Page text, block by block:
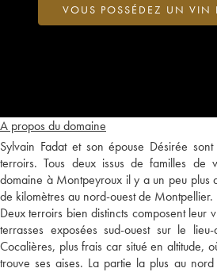
A propos du domaine
Sylvain Fadat et son épouse Désirée
terroirs. Tous deux issus de familles de
domaine à Montpeyroux il y a un peu plus
de kilomètres au nord-ouest de Montpellier.
Deux terroirs bien distincts composent leur
terrasses exposées sud-ouest sur le
Cocalières, plus frais car situé en altitude,
trouve ses aises. La partie la plus au
VOUS POSSÉDEZ UN VIN